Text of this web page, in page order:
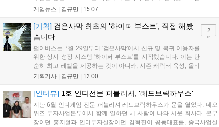
특징으로 합니다. 현재 공식 홈페이지와 앱 마켓에서 사전등록을
니다. 또한 카카오톡 채널 추가 시 주차별 스페셜 쿠폰과 한정 스
킨, 경품 이벤트 등 풍성한 혜택을 마련해 이용자들의 기대를 모
으고 있습니다....
게임뉴스 | 김규만 15:07
[기획] 검은사막 최초의 '하이퍼 부스트', 직접 해봤
습니다
펄어비스는 7월 29일부터 '검은사막'에서 신규 및 복귀 이용자를
위한 상시 성장 시스템 '하이퍼 부스트'를 시작했습니다. 이는 단
순히 최고 레벨을 제공하는 것이 아니라, 시즌 캐릭터 육성, 올비
아 아카데미 수료, 아침의 나라 설화 진행 등 4단계 과정을 통해
용자는 과제를 완수하며 동(V) 투발라 장비와 검은별 무기, 카라
자드 장신구 등을 획득해 주요 콘텐츠에 진입할 수 있습니다....
기획기사 | 김규만 12:00
2
[인터뷰] 1호 인디전문 퍼블리셔, '레드브릭하우스'
지난 6월 인디게임 전문 퍼블리셔 레드브릭하우스가 문을 열었다. 네오
위즈 투자사업본부에서 함께 일하던 세 사람이 나와 세운 회사다. 본부
장이던 홍지철과 인디투자실장이던 김혁진이 공동대표를, 중국사업실